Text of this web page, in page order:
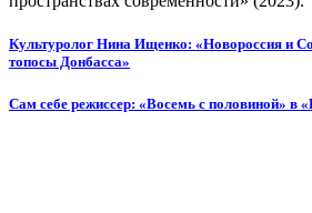
Навигация
по
записям
Культуролог Нина Ищенко: «Новороссия и
топосы Донбасса»
Сам себе режиссер: «Восемь с половиной» в